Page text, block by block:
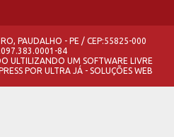
PAUDALHO - PE / CEP:55825-000
84
ULTILIZANDO UM SOFTWARE LIVRE
POR ULTRA JÁ - SOLUÇÕES WEB